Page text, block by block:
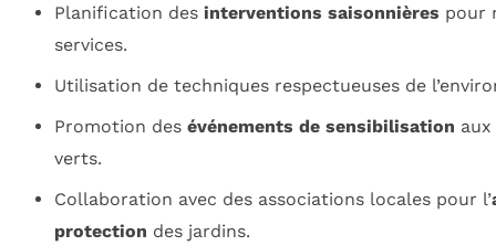
Planification des interventions saisonnières pour
services.
Utilisation de techniques respectueuses de
Promotion des événements de sensibilisation
verts.
Collaboration avec des associations locales pour l’
protection des jardins.